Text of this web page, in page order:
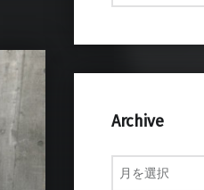
Archive
Archive